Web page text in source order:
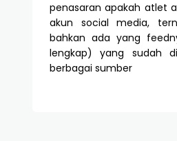
penasaran apakah atlet
akun social media,
bahkan ada yang
lengkap) yang sudah
berbagai sumber